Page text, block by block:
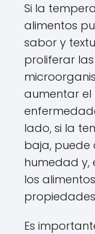
Si la
alimentos
sabor y
proliferar
aumentar el
lado, si la
baja,
humedad y,
los
Es